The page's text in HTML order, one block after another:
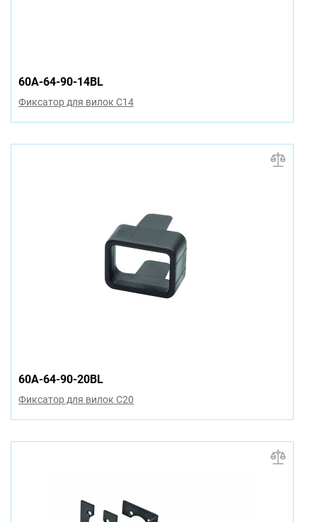
60A-64-90-14BL
Фиксатор для вилок C14
60A-64-90-20BL
Фиксатор для вилок C20